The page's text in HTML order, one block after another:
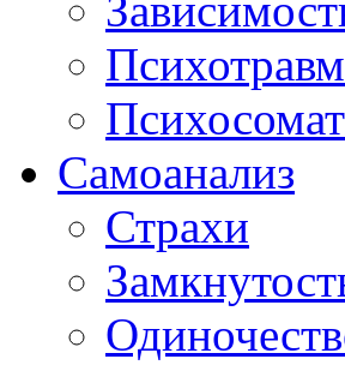
Самоанализ
Страхи